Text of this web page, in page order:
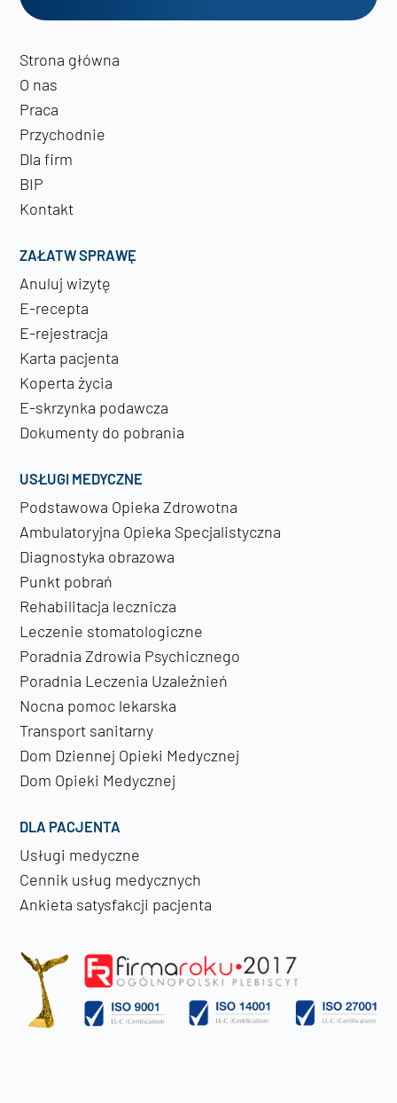
Strona główna
O nas
Praca
Przychodnie
Dla firm
BIP
Kontakt
ZAŁATW SPRAWĘ
Anuluj wizytę
E-recepta
E-rejestracja
Karta pacjenta
Koperta życia
E-skrzynka podawcza
Dokumenty do pobrania
USŁUGI MEDYCZNE
Podstawowa Opieka Zdrowotna
Ambulatoryjna Opieka Specjalistyczna
Diagnostyka obrazowa
Punkt pobrań
Rehabilitacja lecznicza
Leczenie stomatologiczne
Poradnia Zdrowia Psychicznego
Poradnia Leczenia Uzależnień
Nocna pomoc lekarska
Transport sanitarny
Dom Dziennej Opieki Medycznej
Dom Opieki Medycznej
DLA PACJENTA
Usługi medyczne
Cennik usług medycznych
Ankieta satysfakcji pacjenta